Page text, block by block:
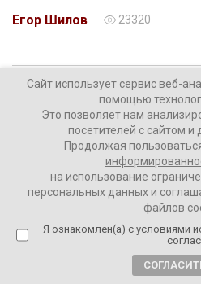
Егор Шилов
23320
4 года назад
Олег Демидов:
Сайт использует сервис веб-
помощью
Это позволяет нам
посетителей с сайтом и
Продолжая
на использование
персональных данных и
файлов
Я ознакомлен(а) с условиями